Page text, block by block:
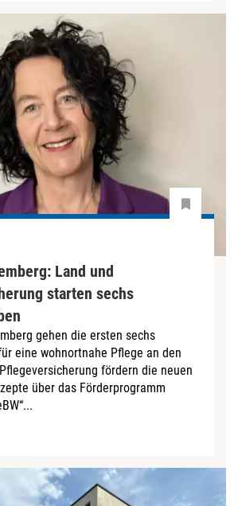
Land und
starten sechs
gehen die ersten sechs
eine wohnortnahe Pflege an den
fördern die neuen
über das Förderprogramm